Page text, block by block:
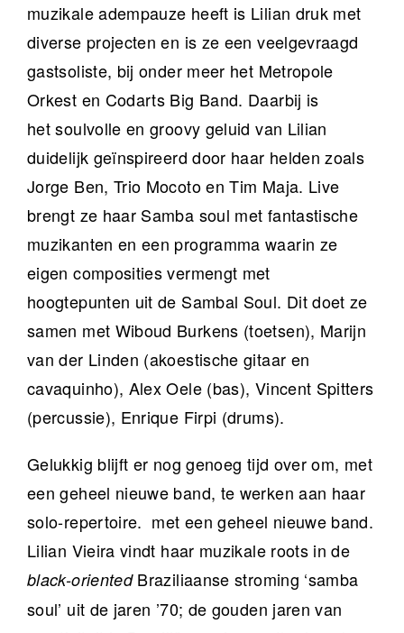
muzikale adempauze heeft is Lilian druk met
diverse projecten en is ze een veelgevraagd
gastsoliste, bij onder meer het Metropole
Orkest en Codarts Big Band. Daarbij is
het soulvolle en groovy geluid van Lilian
duidelijk geïnspireerd door haar helden zoals
Jorge Ben, Trio Mocoto en Tim Maja. Live
brengt ze haar Samba soul met fantastische
muzikanten en een programma waarin ze
eigen composities vermengt met
hoogtepunten uit de Sambal Soul. Dit doet ze
samen met Wiboud Burkens (toetsen), Marijn
van der Linden (akoestische gitaar en
cavaquinho), Alex Oele (bas), Vincent Spitters
(percussie), Enrique Firpi (drums).
Gelukkig blijft er nog genoeg tijd over om, met
een geheel nieuwe band, te werken aan haar
solo-repertoire. met een geheel nieuwe band.
Lilian Vieira vindt haar muzikale roots in de
black-orientedBraziliaanse stroming ‘samba
soul’ uit de jaren ’70; de gouden jaren van